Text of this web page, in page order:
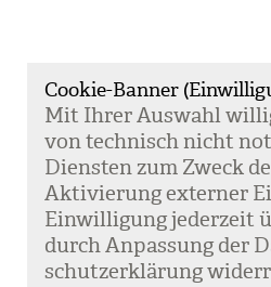
Cookie-Banner
Mit Ihrer Aus­wahl
von tech­nisch nicht
Diens­ten zum Zweck
Akti­vie­rung exter­ner
Ein­wil­li­gung jeder­zeit
durch Anpas­sung der
schutz­er­klä­rung